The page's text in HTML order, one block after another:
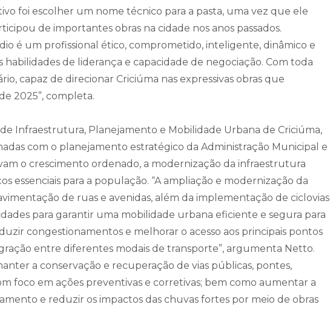
foi escolher um nome técnico para a pasta, uma vez que ele
de importantes obras na cidade nos anos passados.
é um profissional ético, comprometido, inteligente, dinâmico e
de liderança e capacidade de negociação. Com toda
capaz de direcionar Criciúma nas expressivas obras que
2025”, completa.
Infraestrutura, Planejamento e Mobilidade Urbana de Criciúma,
com o planejamento estratégico da Administração Municipal e
o crescimento ordenado, a modernização da infraestrutura
essenciais para a população. “A ampliação e modernização da
de ruas e avenidas, além da implementação de ciclovias
para garantir uma mobilidade urbana eficiente e segura para
congestionamentos e melhorar o acesso aos principais pontos
entre diferentes modais de transporte”, argumenta Netto.
a conservação e recuperação de vias públicas, pontes,
foco em ações preventivas e corretivas; bem como aumentar a
e reduzir os impactos das chuvas fortes por meio de obras